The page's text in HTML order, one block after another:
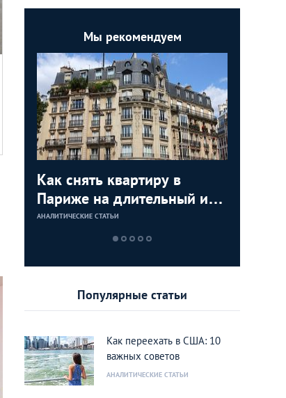
Мы рекомендуем
Как снять квартиру в
Париже на длительный или
короткий срок
АНАЛИТИЧЕСКИЕ СТАТЬИ
Популярные статьи
Как переехать в США: 10
важных советов
АНАЛИТИЧЕСКИЕ СТАТЬИ